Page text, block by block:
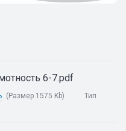
6-7.pdf
(Размер 1575 Kb)
Тип